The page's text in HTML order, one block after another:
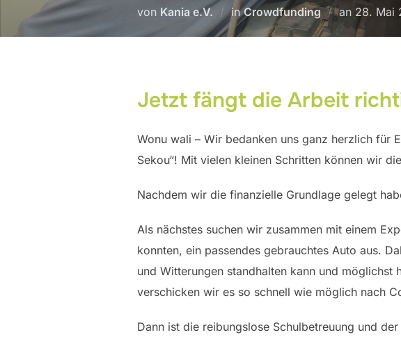
von Kania e.V. inCrowdfunding an
am
28. Mai
Jetzt fängt die Arbeit
Wonu wali – Wir bedanken uns ganz herzlich für
Sekou“! Mit vielen kleinen Schritten können wir
Nachdem wir die finanzielle Grundlage gelegt
Als nächstes suchen wir zusammen mit einem
konnten, ein passendes gebrauchtes Auto aus.
und Witterungen standhalten kann und
verschicken wir es so schnell wie möglich nach
Dann ist die reibungslose Schulbetreuung und